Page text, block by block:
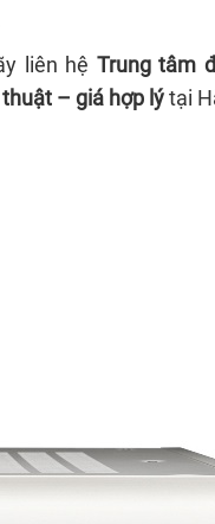
liên hệ Trung tâm
– giá hợp lýtại